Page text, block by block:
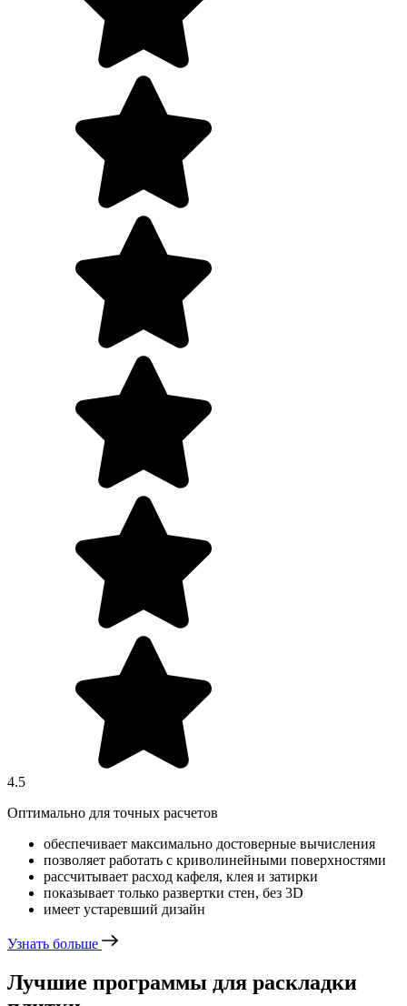
4.5
Оптимально для точных расчетов
обеспечивает максимально достоверные вычисления
позволяет работать с криволинейными поверхностями
рассчитывает расход кафеля, клея и затирки
показывает только развертки стен, без 3D
имеет устаревший дизайн
Узнать больше
Лучшие программы для раскладки